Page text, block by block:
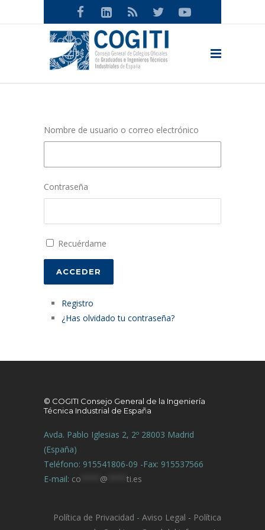
Nombre de usuario o correo electrónico
Contraseña
Recuérdame
ACCEDER
Registro
¿Has olvidado tu contraseña?
© COGITI Consejo General de la Ingeniería
Técnica Industrial de España
Avda. Pablo Iglesias 2, 2º 28003 Madrid
(España)
Teléfono: 915541806-09 -Fax: 915537566
E-mail: co @ ti.es
Política de Privacidad - Aviso Legal - Política